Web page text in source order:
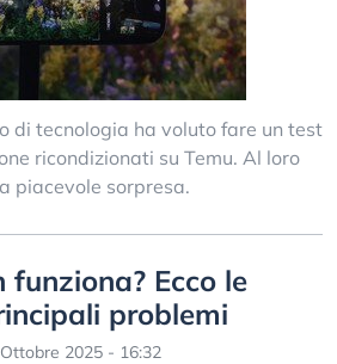
di tecnologia ha voluto fare un test
ricondizionati su Temu. Al loro
piacevole sorpresa.
funziona? Ecco le
problemi
2025 - 16:32